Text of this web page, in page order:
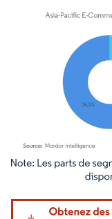
Image © Mordor